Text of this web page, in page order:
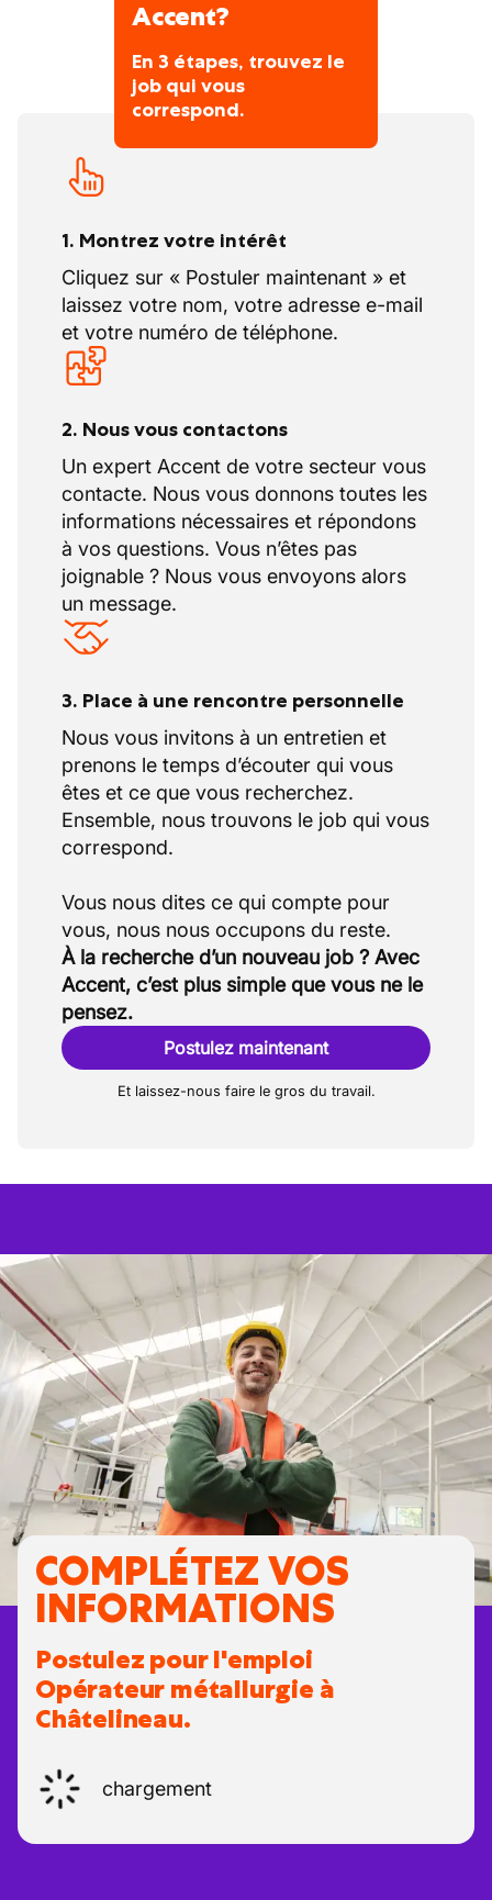
tri ou le centre de dépollution, afin de
des matériaux et de promouvoir une gestion
responsable des déchets.
Forte de son savoir-faire, elle accompagne
ses clients avec des solutions adaptées à
leurs besoins, afin de contribuer à un avenir
plus durable.
Envoyez votre CV à
gosselies.industry@accentjobs.be
Une question ? Contactez notre équipe au
071/204.030.
Accent?
En 3 étapes, trouvez le
job qui vous
correspond.
1. Montrez votre intérêt
Cliquez sur « Postuler maintenant » et
laissez votre nom, votre adresse e-mail
et votre numéro de téléphone.
2. Nous vous contactons
Un expert Accent de votre secteur vous
contacte. Nous vous donnons toutes les
informations nécessaires et répondons
à vos questions. Vous n’êtes pas
joignable ? Nous vous envoyons alors
un message.
3. Place à une rencontre personnelle
Nous vous invitons à un entretien et
prenons le temps d’écouter qui vous
êtes et ce que vous recherchez.
Ensemble, nous trouvons le job qui vous
correspond.
Vous nous dites ce qui compte pour
À la recherche d’un nouveau job ? Avec
Accent, c’est plus simple que vous ne le
pensez.
Postulez maintenant
Et laissez-nous faire le gros du travail.
COMPLÉTEZ VOS
INFORMATIONS
Postulez pour l'emploi
Opérateur métallurgie à
Châtelineau.
chargement